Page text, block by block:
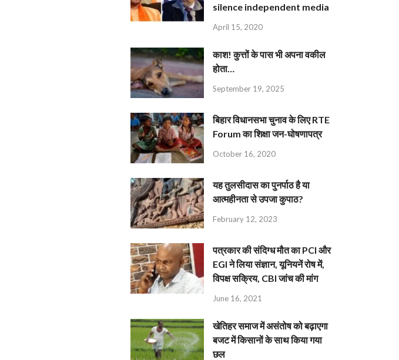
silence independent media
April 15, 2020
काश! कुत्तों के पास भी अपना वकील
होता…
September 19, 2025
बिहार विधानसभा चुनाव के लिए RTE
Forum का शिक्षा जन-घोषणापत्र
October 16, 2020
यह तुलसीदास का पुनर्पाठ है या
आत्महीनता से उपजा कुपाठ?
February 12, 2023
पत्रकार की संदिग्ध मौत का PCI और
EGI ने लिया संज्ञान, यूनियनें रोष में,
विपक्ष सक्रिय, CBI जांच की मांग
June 16, 2021
खेतिहर समाज में असंतोष को बढ़ाएगा
बजट में किसानों के साथ किया गया
छल